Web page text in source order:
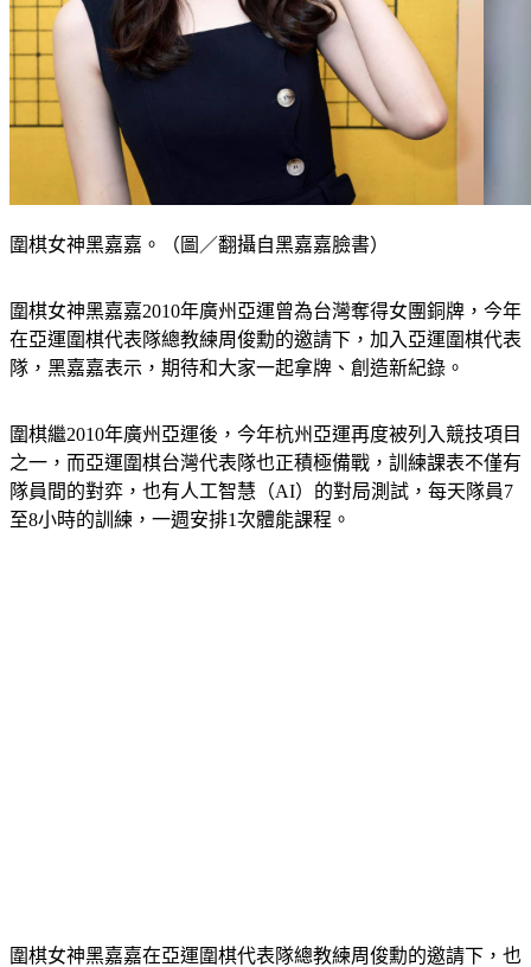
圍棋女神黑嘉嘉2010年廣州亞運曾為台灣奪得女團銅牌，今年
在亞運圍棋代表隊總教練周俊勳的邀請下，加入亞運圍棋代表
圍棋繼2010年廣州亞運後，今年杭州亞運再度被列入競技項目
之一，而亞運圍棋台灣代表隊也正積極備戰，訓練課表不僅有
隊員間的對弈，也有人工智慧（AI）的對局測試，每天隊員7